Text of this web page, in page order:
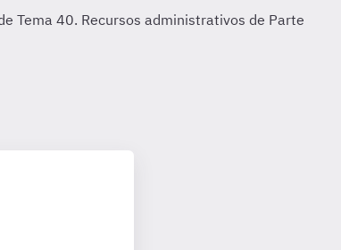
Tema 40. Recursos administrativos de Parte